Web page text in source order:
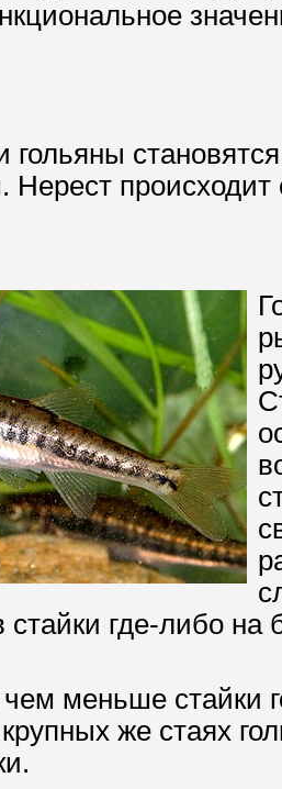
гольяны
Нерест
стайки где-либо
меньше стайки
же стаях